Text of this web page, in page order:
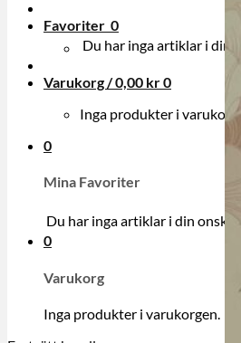
Favoriter 0
Du har inga artiklar i din
Varukorg /0,00 kr0
Inga produkter i
0
Mina Favoriter
Du har inga artiklar i din
0
Varukorg
Inga produkter i varukorgen.